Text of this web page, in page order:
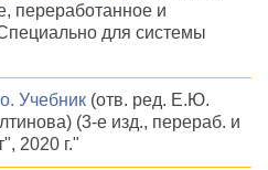
переработанное и
для системы
Учебник (отв. ред. Е.Ю.
(3-е изд., перераб. и
2020 г."